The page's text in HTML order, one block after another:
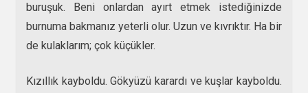
buruşuk. Beni onlardan ayırt etmek istediğinizde
burnuma bakmanız yeterli olur. Uzun ve kıvrıktır. Ha bir
de kulaklarım; çok küçükler.
Kızıllık kayboldu. Gökyüzü karardı ve kuşlar kayboldu.